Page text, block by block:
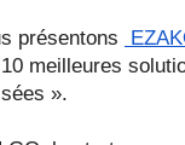
présentons
meilleures
».